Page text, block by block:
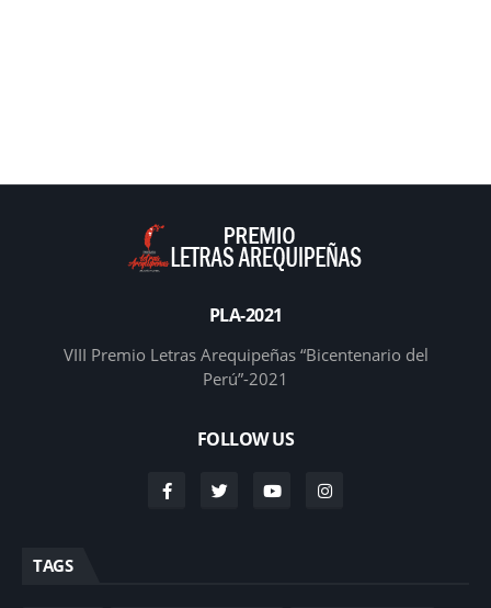
PLA-2021
VIII Premio Letras Arequipeñas “Bicentenario del
Perú”-2021
FOLLOW US
TAGS